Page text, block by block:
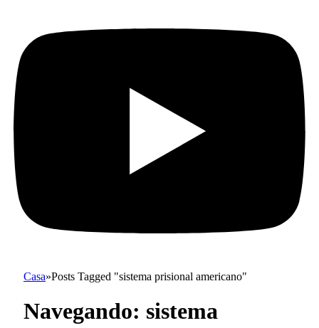
Casa»Posts Tagged "sistema prisional americano"
Navegando: sistema